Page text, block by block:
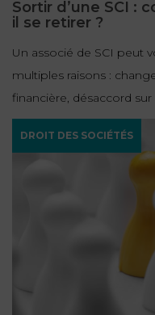
Sortir d’une SCI :
il se retirer ?
Un associé de SCI peut
multiples raisons :
financière, désaccord sur
DROIT DES SOCIÉTÉS